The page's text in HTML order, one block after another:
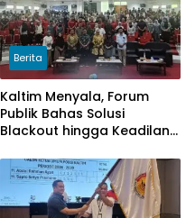
Berita
Kaltim Menyala, Forum
Publik Bahas Solusi
Blackout hingga Keadilan